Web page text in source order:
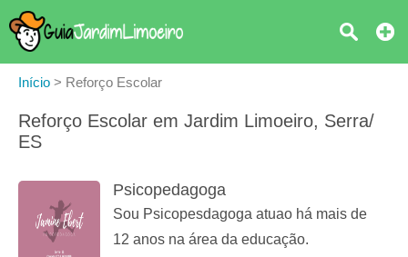
Início > Reforço Escolar
Reforço Escolar em Jardim Limoeiro, Serra/
ES
Psicopedagoga
Sou Psicopesdagoga atuao há mais de
12 anos na área da educação.